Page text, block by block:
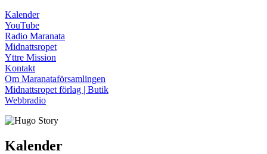
Kalender
YouTube
Radio Maranata
Midnattsropet
Yttre Mission
Kontakt
Om Maranataförsamlingen
Midnattsropet förlag | Butik
Webbradio
Kalender